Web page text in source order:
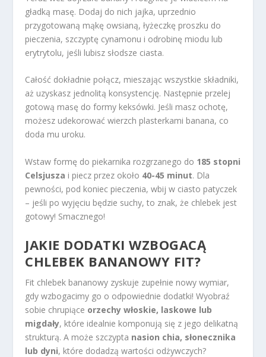
gładką masę. Dodaj do nich jajka, uprzednio
przygotowaną mąkę owsianą, łyżeczkę proszku do
pieczenia, szczyptę cynamonu i odrobinę miodu lub
erytrytolu, jeśli lubisz słodsze ciasta.
Całość dokładnie połącz, mieszając wszystkie składniki,
aż uzyskasz jednolitą konsystencję. Następnie przelej
gotową masę do formy keksówki. Jeśli masz ochotę,
możesz udekorować wierzch plasterkami banana, co
doda mu uroku.
Wstaw formę do piekarnika rozgrzanego do 185 stopni
Celsjusza i piecz przez około 40-45 minut. Dla
pewności, pod koniec pieczenia, wbij w ciasto patyczek
– jeśli po wyjęciu będzie suchy, to znak, że chlebek jest
gotowy! Smacznego!
JAKIE DODATKI WZBOGACĄ
CHLEBEK BANANOWY FIT?
Fit chlebek bananowy zyskuje zupełnie nowy wymiar,
gdy wzbogacimy go o odpowiednie dodatki! Wyobraź
sobie chrupiące orzechy włoskie, laskowe lub
migdały, które idealnie komponują się z jego delikatną
strukturą. A może szczypta nasion chia, słonecznika
lub dyni, które dodadzą wartości odżywczych?